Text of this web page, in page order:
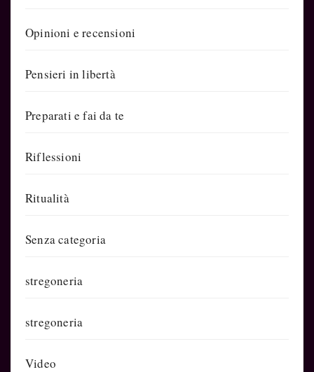
Opinioni e recensioni
Pensieri in libertà
Preparati e fai da te
Riflessioni
Ritualità
Senza categoria
stregoneria
stregoneria
Video